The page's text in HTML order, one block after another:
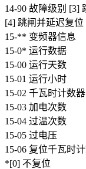
14-90 故障级别 [3]
[4] 跳闸并延迟复位
15-** 变频器信息
15-0* 运行数据
15-00 运行天数
15-01 运行小时
15-02 千瓦时计数器
15-03 加电次数
15-04 过温次数
15-05 过电压
15-06 复位千瓦时
*[0] 不复位